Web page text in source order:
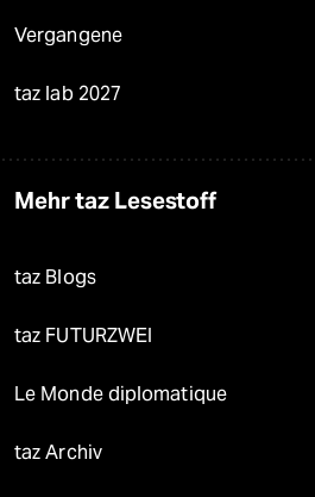
Vergangene
taz lab 2027
Mehr taz Lesestoff
taz Blogs
taz FUTURZWEI
Le Monde diplomatique
taz Archiv